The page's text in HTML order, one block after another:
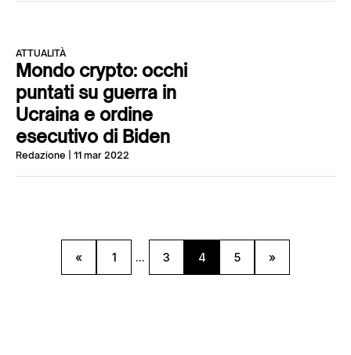
ATTUALITÀ
Mondo crypto: occhi
puntati su guerra in
Ucraina e ordine
esecutivo di Biden
Redazione | 11 mar 2022
« 1 ... 3 4 5 »